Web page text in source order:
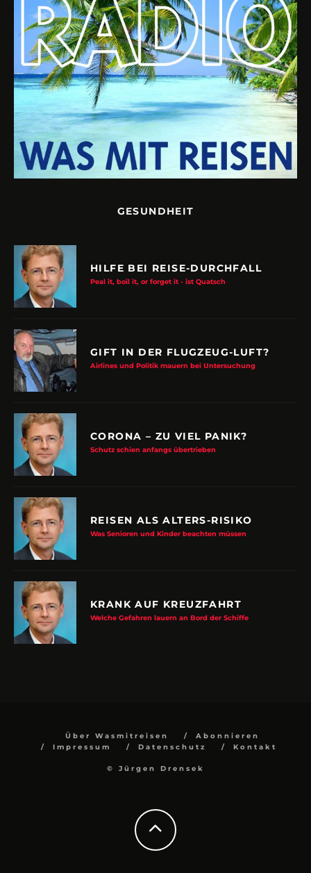
GESUNDHEIT
HILFE BEI REISE-DURCHFALL
Peal it, boil it, or forget it - ist Quatsch
GIFT IN DER FLUGZEUG-LUFT?
Airlines und Politik mauern bei Untersuchung
CORONA – ZU VIEL PANIK?
Schutz schien anfangs übertrieben
REISEN ALS ALTERS-RISIKO
Was Senioren und Kinder beachten müssen
KRANK AUF KREUZFAHRT
Welche Gefahren lauern an Bord der Schiffe
Über Wasmitreisen
Abonnieren
Impressum
Datenschutz Kontakt
© Jürgen Drensek